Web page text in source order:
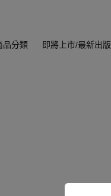
品分類 即將上市/最新出版